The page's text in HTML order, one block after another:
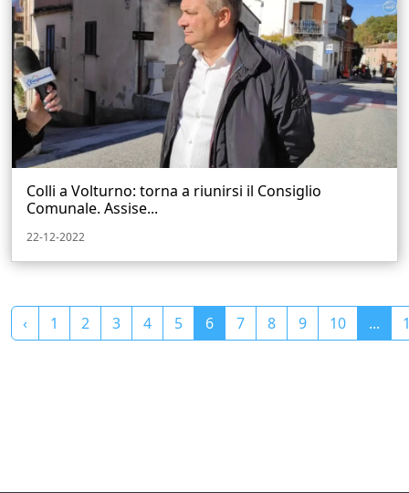
Colli a Volturno: torna a riunirsi il Consiglio
Comunale. Assise...
22-12-2022
‹ 1 2 3 4 5 6 7 8 9 10 ...